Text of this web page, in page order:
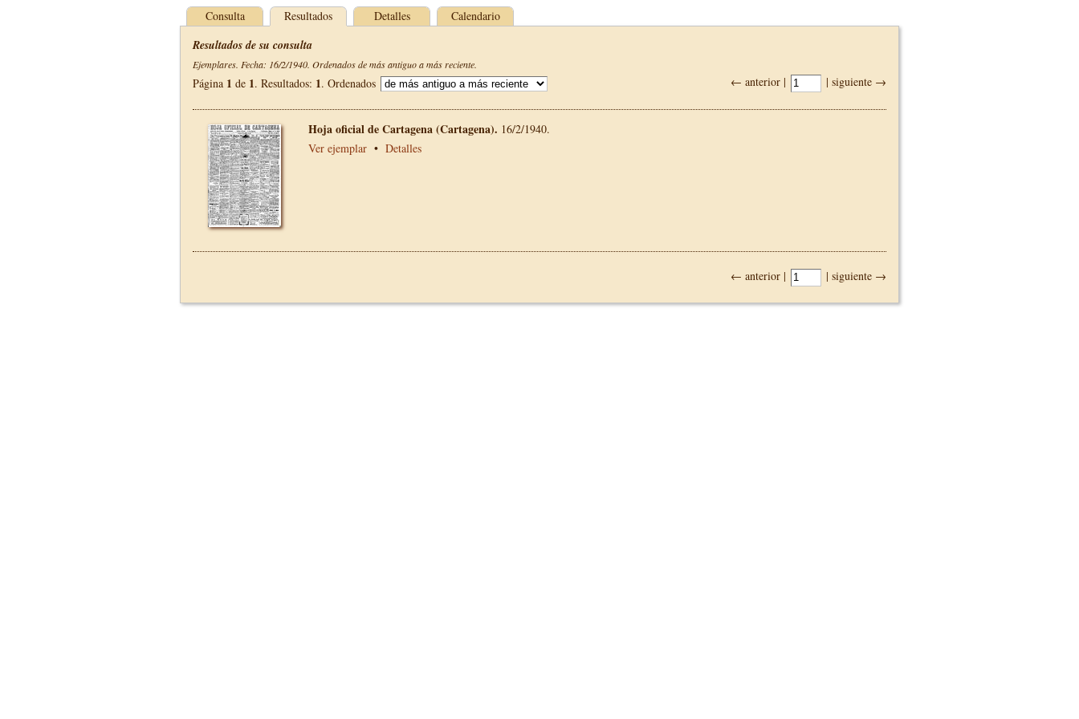
Consulta Resultados Detalles Calendario
Resultados de su consulta
Ejemplares. Fecha: 16/2/1940. Ordenados de más antiguo a más reciente.
← anterior | | siguiente →
Página 1 de 1. Resultados: 1. Ordenados
Hoja oficial de Cartagena (Cartagena). 16/2/1940.
Ver ejemplar • Detalles
← anterior | | siguiente →